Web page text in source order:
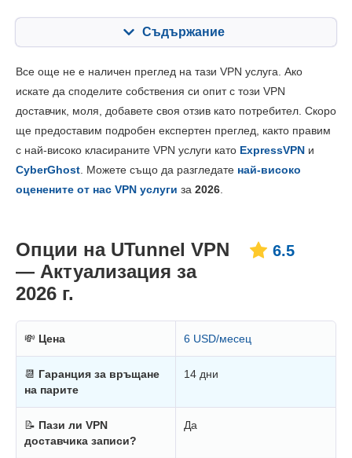
Съдържание
Ключови опции 6.5
Инсталиране и приложения 8.0
Надеждност и поддръжка 6.0
Все още не е наличен преглед на тази VPN услуга. Ако
искате да споделите собствения си опит с този VPN
доставчик, моля, добавете своя отзив като потребител. Скоро
ще предоставим подробен експертен преглед, както правим
с най-високо класираните VPN услуги като ExpressVPN и
CyberGhost. Можете също да разгледате най-високо
оценените от нас VPN услуги за 2026.
Опции на UTunnel VPN
— Актуализация за
2026 г.
6.5
💸 Цена 6 USD/месец
📆 Гаранция за връщане
на парите
14 дни
📝 Пази ли VPN
доставчика записи?
Да